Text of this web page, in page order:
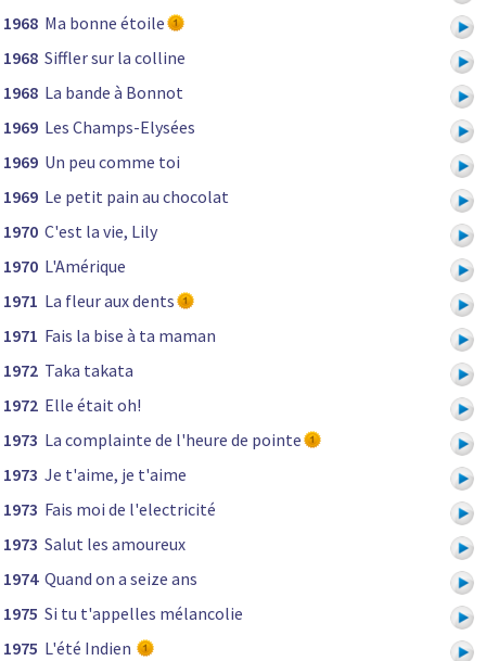
1968 Ma bonne étoile
1968 Siffler sur la colline
1968 La bande à Bonnot
1969 Les Champs-Elysées
1969 Un peu comme toi
1969 Le petit pain au chocolat
1970 C'est la vie, Lily
1970 L'Amérique
1971 La fleur aux dents
1971 Fais la bise à ta maman
1972 Taka takata
1972 Elle était oh!
1973 La complainte de l'heure de pointe
1973 Je t'aime, je t'aime
1973 Fais moi de l'electricité
1973 Salut les amoureux
1974 Quand on a seize ans
1975 Si tu t'appelles mélancolie
1975 L'été Indien